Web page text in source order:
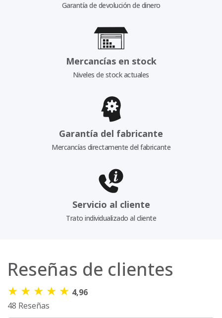
Garantía de devolución de dinero
Mercancías en stock
Niveles de stock actuales
Garantía del fabricante
Mercancías directamente del fabricante
Servicio al cliente
Trato individualizado al cliente
Reseñas de clientes
★ ★ ★ ★ ★ 4,96
48 Reseñas